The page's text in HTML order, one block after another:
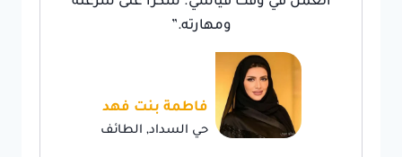
ومهارته.”
فاطمة بنت فهد
حي السداد, الطائف